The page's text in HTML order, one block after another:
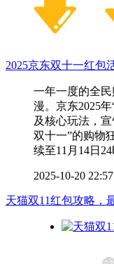
2025京东双十一红包
一年一度的全
漫。京东2025
及核心玩法，
双十一”的购物
续至11月14日
2025-10-20 22:57
天猫双11红包攻略，